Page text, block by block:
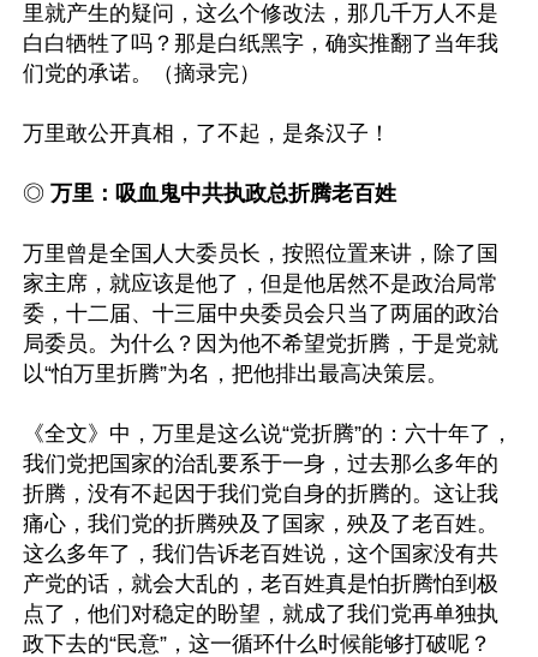
里就产生的疑问，这么个修改法，那几千万人不是
白白牺牲了吗？那是白纸黑字，确实推翻了当年我
们党的承诺。（摘录完）
万里敢公开真相，了不起，是条汉子！
◎ 万里：吸血鬼中共执政总折腾老百姓
万里曾是全国人大委员长，按照位置来讲，除了国
家主席，就应该是他了，但是他居然不是政治局常
委，十二届、十三届中央委员会只当了两届的政治
局委员。为什么？因为他不希望党折腾，于是党就
以“怕万里折腾”为名，把他排出最高决策层。
《全文》中，万里是这么说“党折腾”的：六十年了，
我们党把国家的治乱要系于一身，过去那么多年的
折腾，没有不起因于我们党自身的折腾的。这让我
痛心，我们党的折腾殃及了国家，殃及了老百姓。
这么多年了，我们告诉老百姓说，这个国家没有共
产党的话，就会大乱的，老百姓真是怕折腾怕到极
点了，他们对稳定的盼望，就成了我们党再单独执
政下去的“民意”，这一循环什么时候能够打破呢？